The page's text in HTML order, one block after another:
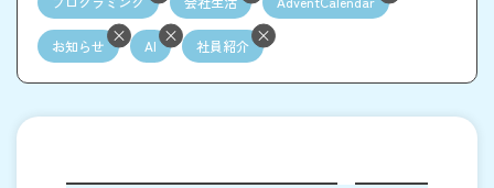
お知らせ AI 社員紹介